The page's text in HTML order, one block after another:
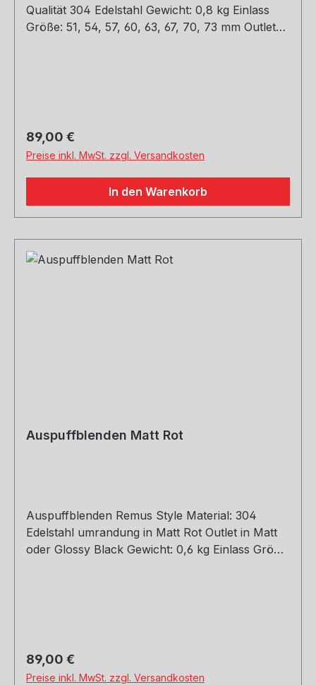
Qualität 304 Edelstahl Gewicht: 0,8 kg Einlass
Größe: 51, 54, 57, 60, 63, 67, 70, 73 mm Outlet
Regulärer Preis:
89,00 €
Preise inkl. MwSt. zzgl. Versandkosten
In den Warenkorb
Auspuffblenden Matt Rot
Auspuffblenden Remus Style Material: 304
Edelstahl umrandung in Matt Rot Outlet in Matt
oder Glossy Black Gewicht: 0,6 kg Einlass Größe:
Regulärer Preis:
89,00 €
Preise inkl. MwSt. zzgl. Versandkosten